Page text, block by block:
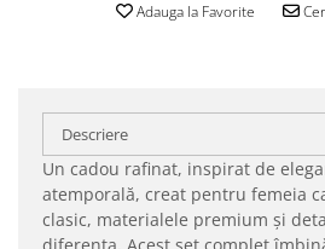
Adauga la Favorite
Descriere
Un cadou rafinat, inspirat de
atemporală, creat pentru femeia
clasic, materialele premium și